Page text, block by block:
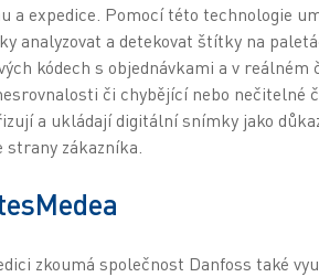
expedice. Pomocí této technologie
analyzovat a detekovat štítky na
kódech s objednávkami a v reálném
či chybějící nebo nečitelné
a ukládají digitální snímky jako
zákazníka.
zkoumá společnost Danfoss také